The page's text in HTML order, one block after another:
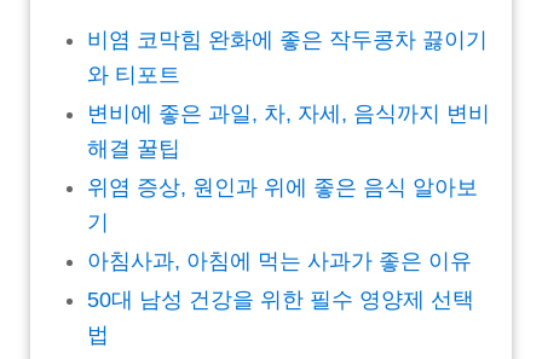
비염 코막힘 완화에 좋은 작두콩차 끓이기
와 티포트
변비에 좋은 과일, 차, 자세, 음식까지 변비
해결 꿀팁
위염 증상, 원인과 위에 좋은 음식 알아보
기
아침사과, 아침에 먹는 사과가 좋은 이유
50대 남성 건강을 위한 필수 영양제 선택
법